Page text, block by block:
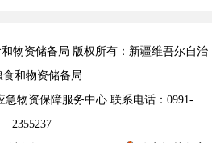
物资储备局 版权所有：新疆维吾尔自治
食和物资储备局
物资保障服务中心 联系电话：0991-
2355237